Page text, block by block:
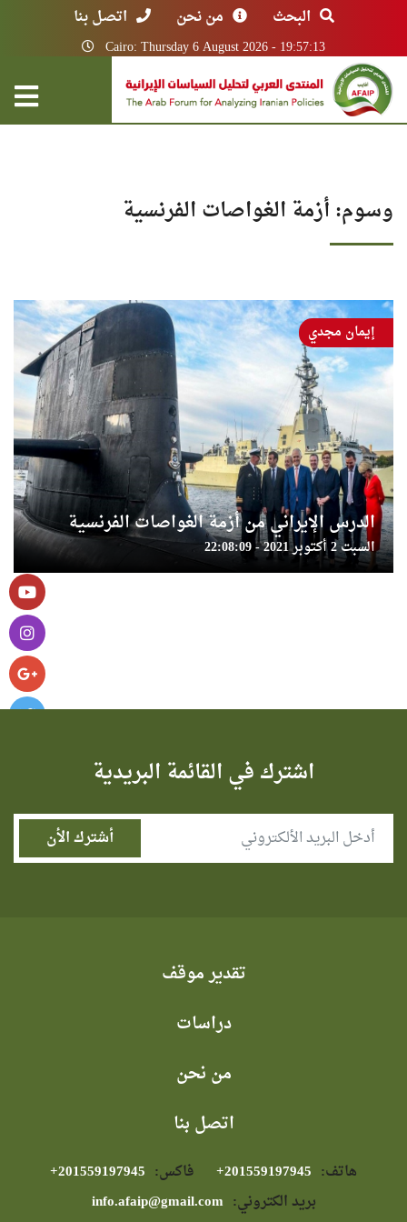
البحث من نحن اتصل بنا
Cairo: Thursday 6 August 2026 - 19:57:13
وسوم: أزمة الغواصات الفرنسية
الدرس الإيراني من أزمة الغواصات الفرنسية
السبت 2 أكتوبر 2021 - 22:08:09
إيمان مجدي
اشترك في القائمة البريدية
تقدير موقف
دراسات
من نحن
اتصل بنا
هاتف: فاكس:
بريد الكتروني: info.afaip@gmail.com